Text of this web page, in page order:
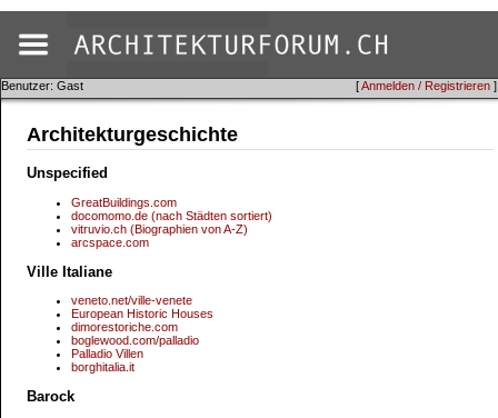
[Anmelden / Registrieren ]
Benutzer: Gast
Architekturgeschichte
Unspecified
GreatBuildings.com
docomomo.de (nach Städten sortiert)
vitruvio.ch (Biographien von A-Z)
arcspace.com
Ville Italiane
veneto.net/ville-venete
European Historic Houses
dimorestoriche.com
boglewood.com/palladio
Palladio Villen
borghitalia.it
Barock